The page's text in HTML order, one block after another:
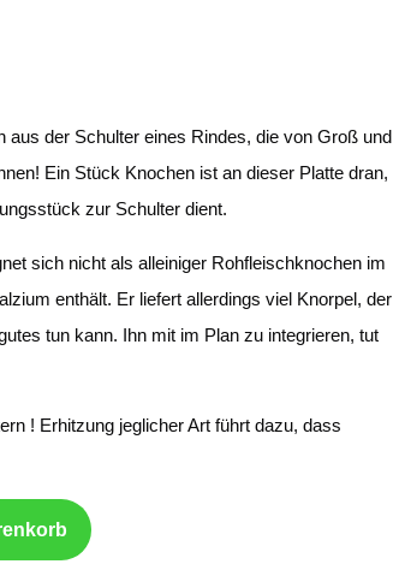
aus der Schulter eines Rindes, die von Groß und
Ein Stück Knochen ist an dieser Platte dran,
zur Schulter dient.
sich nicht als alleiniger Rohfleischknochen im
enthält. Er liefert allerdings viel Knorpel, der
tun kann. Ihn mit im Plan zu integrieren, tut
! Erhitzung jeglicher Art führt dazu, dass